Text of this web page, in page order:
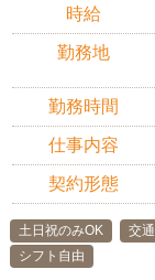
時給
勤務地
勤務時間
仕事内容
契約形態
土日祝のみOK 交
シフト自由